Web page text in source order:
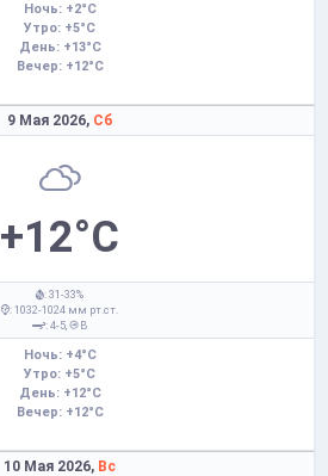
Ночь: +2°C
Утро: +5°C
День: +13°C
Вечер: +12°C
9 Мая 2026, Сб
+12°C
: 31-33%
: 1032-1024 мм рт.ст.
: 4-5,
В
Ночь: +4°C
Утро: +5°C
День: +12°C
Вечер: +12°C
10 Мая 2026, Вс